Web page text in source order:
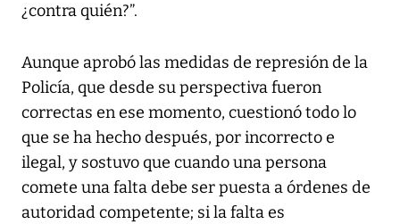
¿contra quién?”.
Aunque aprobó las medidas de represión de la
Policía, que desde su perspectiva fueron
correctas en ese momento, cuestionó todo lo
que se ha hecho después, por incorrecto e
ilegal, y sostuvo que cuando una persona
comete una falta debe ser puesta a órdenes de
autoridad competente; si la falta es